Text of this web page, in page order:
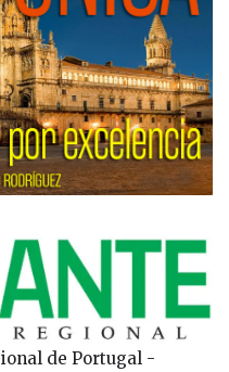
de Portugal -